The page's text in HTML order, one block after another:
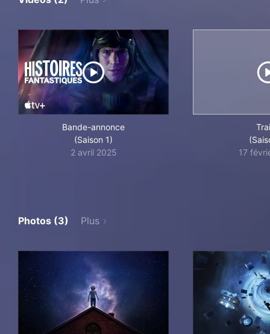
Bande-annonce
(Saison 1)
2 avril 2025
17
Photos (3) Plus